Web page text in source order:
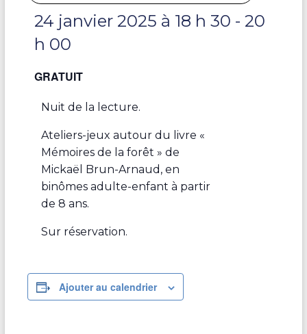
24 janvier 2025 à 18 h 30 - 20
h 00
GRATUIT
Nuit de la lecture.
Ateliers-jeux autour du livre «
Mémoires de la forêt » de
Mickaël Brun-Arnaud, en
binômes adulte-enfant à partir
de 8 ans.
Sur réservation.
Ajouter au calendrier